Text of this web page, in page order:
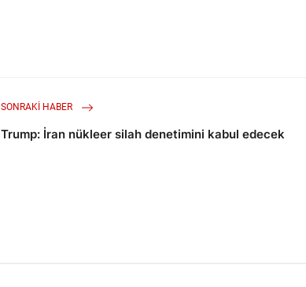
SONRAKI HABER
Trump: İran nükleer silah denetimini kabul edecek